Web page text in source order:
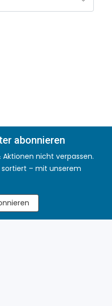
abonnieren
nicht verpassen.
– mit unserem